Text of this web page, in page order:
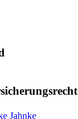
Jahnke